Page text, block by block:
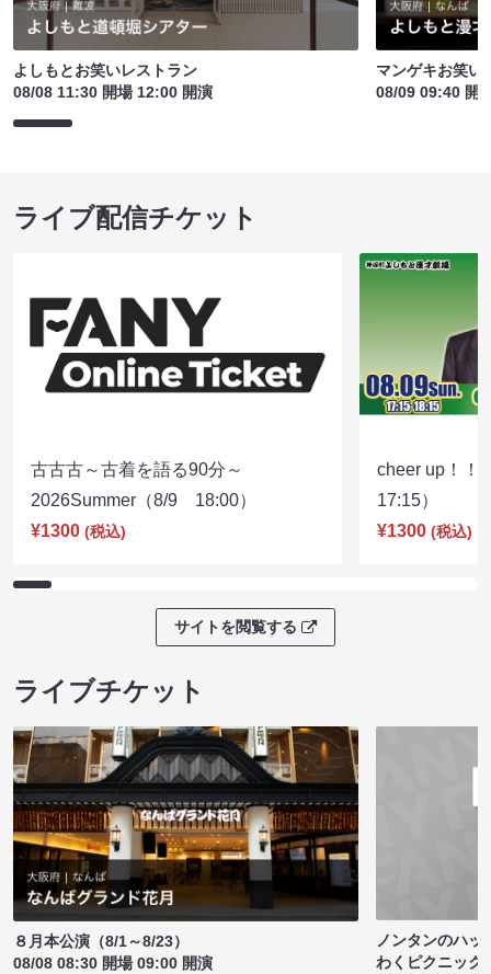
よしもとお笑いレストラン
08/08 11:30 開場 12:00 開演
マンゲキお笑い
08/09 09:40 開
ライブ配信チケット
古古古～古着を語る90分～
2026Summer（8/9 18:00）
¥1300 (税込)
cheer up！
17:15）
¥1300 (税込)
サイトを閲覧する
ライブチケット
８月本公演（8/1～8/23）
08/08 08:30 開場 09:00 開演
ノンタンのハッ
わくピクニック